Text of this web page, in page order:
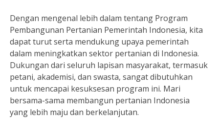
Dengan mengenal lebih dalam tentang Program
Pembangunan Pertanian Pemerintah Indonesia, kita
dapat turut serta mendukung upaya pemerintah
dalam meningkatkan sektor pertanian di Indonesia.
Dukungan dari seluruh lapisan masyarakat, termasuk
petani, akademisi, dan swasta, sangat dibutuhkan
untuk mencapai kesuksesan program ini. Mari
bersama-sama membangun pertanian Indonesia
yang lebih maju dan berkelanjutan.